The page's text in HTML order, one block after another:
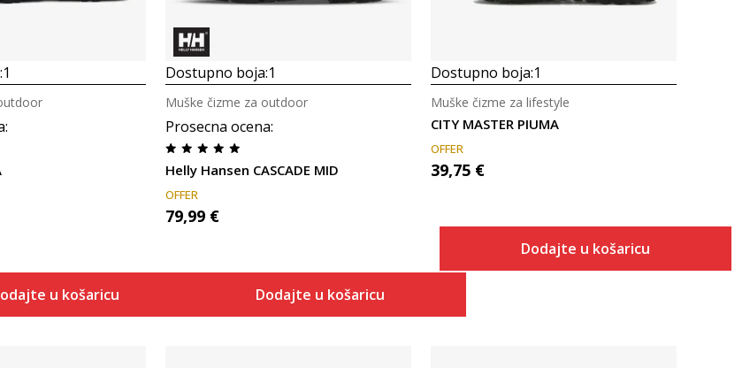
1
:
u košaricu
Dostupno boja:1
Prosecna ocena:
Helly Hansen CASCADE MID
Muške čizme za outdoor
OFFER
79,99 €
Dodajte u košaricu
Dostupno boja:1
CITY MASTER PIUMA
Muške čizme za lifestyle
OFFER
39,75 €
Dodajte u košaricu